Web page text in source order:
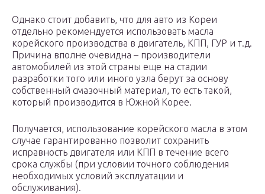
Однако стоит добавить, что для авто из Кореи
отдельно рекомендуется использовать масла
корейского производства в двигатель, КПП, ГУР и т.д.
Причина вполне очевидна – производители
автомобилей из этой страны еще на стадии
разработки того или иного узла берут за основу
собственный смазочный материал, то есть такой,
который производится в Южной Корее.
Получается, использование корейского масла в этом
случае гарантированно позволит сохранить
исправность двигателя или КПП в течение всего
срока службы (при условии точного соблюдения
необходимых условий эксплуатации и
обслуживания).